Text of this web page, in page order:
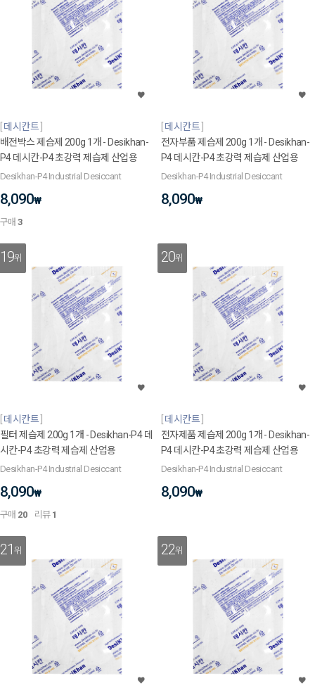
데시칸트
배전박스 제습제 200g 1개 - Desikhan-
P4 데시칸-P4 초강력 제습제 산업용
Desikhan-P4 Industrial Desiccant
8,090₩
구매3
데시칸트
전자부품 제습제 200g 1개 - Desikhan-
P4 데시칸-P4 초강력 제습제 산업용
Desikhan-P4 Industrial Desiccant
8,090₩
19위
데시칸트
필터 제습제 200g 1개 - Desikhan-P4 데
시칸-P4 초강력 제습제 산업용
Desikhan-P4 Industrial Desiccant
8,090₩
구매 20 리뷰 1
20위
데시칸트
전자제품 제습제 200g 1개 - Desikhan-
P4 데시칸-P4 초강력 제습제 산업용
Desikhan-P4 Industrial Desiccant
8,090₩
21위 22위